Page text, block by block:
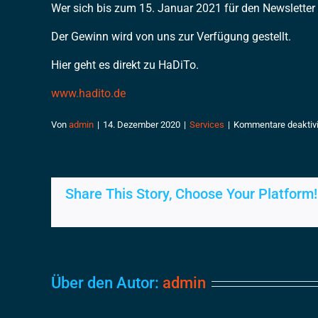
Wer sich bis zum 15. Januar 2021 für den
Der Gewinn wird von uns zur Verfügung gestellt.
Hier geht es direkt zu HaDiTo.
www.hadito.de
Von admin | 14. Dezember 2020 | Services | Kommentare
Share This Story, Choose Your Platform!
Über den Autor: admin